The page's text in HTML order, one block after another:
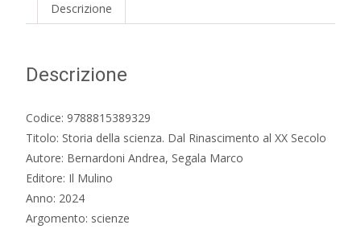
Secolo
Descrizione
Descrizione
Codice: 9788815389329
Titolo: Storia della scienza. Dal Rinascimento al XX Secolo
Autore: Bernardoni Andrea, Segala Marco
Editore: Il Mulino
Anno: 2024
Argomento: scienze